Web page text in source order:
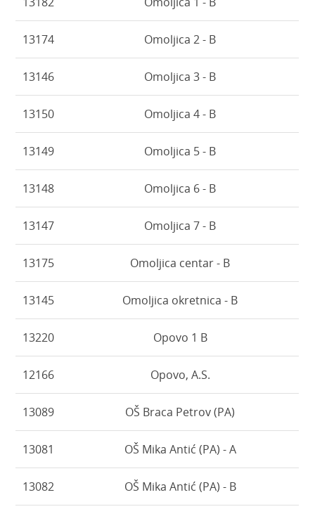
13174 Omoljica 2 - B
13146 Omoljica 3 - B
13150 Omoljica 4 - B
13149 Omoljica 5 - B
13148 Omoljica 6 - B
13147 Omoljica 7 - B
13175 Omoljica centar - B
13145 Omoljica okretnica - B
13220 Opovo 1 B
12166 Opovo, A.S.
13089 OŠ Braca Petrov (PA)
13081 OŠ Mika Antić (PA) - A
13082 OŠ Mika Antić (PA) - B